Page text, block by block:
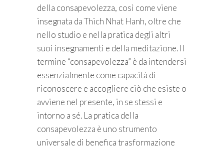
della consapevolezza, così come viene
insegnata da Thich Nhat Hanh, oltre che
nello studio e nella pratica degli altri
suoi insegnamenti e della meditazione. Il
termine “consapevolezza” è da intendersi
essenzialmente come capacità di
riconoscere e accogliere ciò che esiste o
avviene nel presente, in se stessi e
intorno a sé. La pratica della
consapevolezza è uno strumento
universale di benefica trasformazione